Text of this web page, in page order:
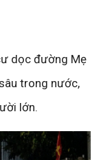
dọc đường Mẹ
trong nước,
lớn.